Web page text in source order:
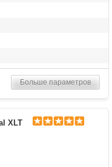
см)Больше параметров
XLT